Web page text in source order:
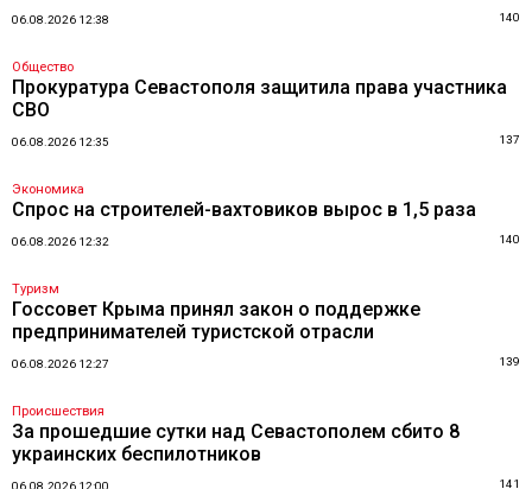
06.08.2026 12:38 140
Общество
Прокуратура Севастополя защитила права участника
СВО
06.08.2026 12:35 137
Экономика
Спрос на строителей-вахтовиков вырос в 1,5 раза
06.08.2026 12:32 140
Туризм
Госсовет Крыма принял закон о поддержке
предпринимателей туристской отрасли
06.08.2026 12:27 139
Происшествия
За прошедшие сутки над Севастополем сбито 8
украинских беспилотников
06.08.2026 12:00 141